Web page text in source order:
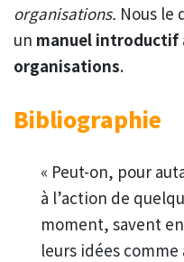
organisations. Nous le
un manuel introductif
organisations.
Bibliographie
« Peut-on, pour
à l’action de
moment, savent
leurs idées